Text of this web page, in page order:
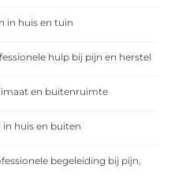
in huis en tuin
hulp bij pijn en herstel
en buitenruimte
huis en buiten
begeleiding bij pijn,